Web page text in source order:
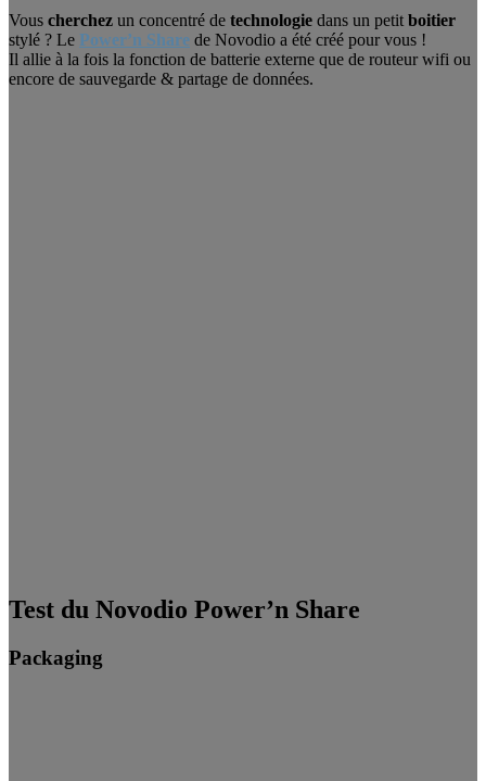
Vous cherchez un concentré de technologie dans un petit boitier
stylé ? Le Power’n Share de Novodio a été créé pour vous !
Il allie à la fois la fonction de batterie externe que de routeur wifi ou
encore de sauvegarde & partage de données.
Test du Novodio Power’n Share
Packaging